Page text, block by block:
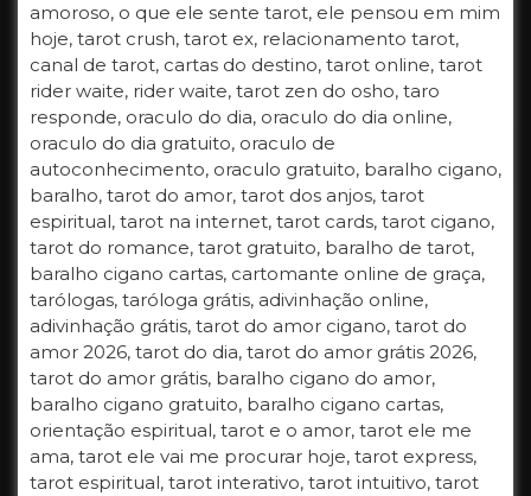
amoroso, o que ele sente tarot, ele pensou em mim
hoje, tarot crush, tarot ex, relacionamento tarot,
canal de tarot, cartas do destino, tarot online, tarot
rider waite, rider waite, tarot zen do osho, taro
responde, oraculo do dia, oraculo do dia online,
oraculo do dia gratuito, oraculo de
autoconhecimento, oraculo gratuito, baralho cigano,
baralho, tarot do amor, tarot dos anjos, tarot
espiritual, tarot na internet, tarot cards, tarot cigano,
tarot do romance, tarot gratuito, baralho de tarot,
baralho cigano cartas, cartomante online de graça,
tarólogas, taróloga grátis, adivinhação online,
adivinhação grátis, tarot do amor cigano, tarot do
amor 2026, tarot do dia, tarot do amor grátis 2026,
tarot do amor grátis, baralho cigano do amor,
baralho cigano gratuito, baralho cigano cartas,
orientação espiritual, tarot e o amor, tarot ele me
ama, tarot ele vai me procurar hoje, tarot express,
tarot espiritual, tarot interativo, tarot intuitivo, tarot